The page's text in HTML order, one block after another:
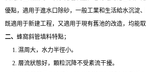
優點，適用于進水口除砂，一般工業和生活給水沉淀
既適用于新建工程，又適用于現有舊池的改造，均能取
二、 蜂窩斜管填料特點；
1. 濕周大，水力半徑小。
2. 層流狀態好，顆粒沉降不受紊流干擾。